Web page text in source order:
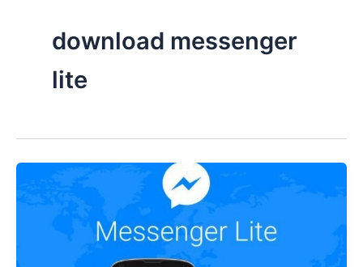
download messenger
lite